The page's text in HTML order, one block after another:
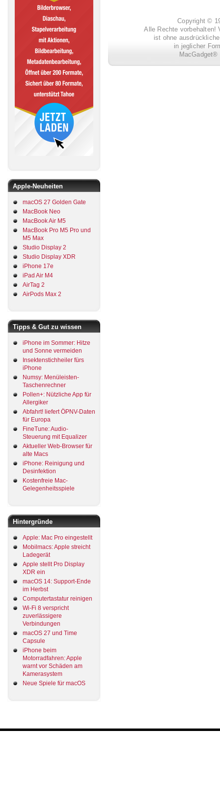
Apple-Neuheiten
macOS 27 Golden Gate
MacBook Neo
MacBook Air M5
MacBook Pro M5 Pro und
M5 Max
Studio Display 2
Studio Display XDR
iPhone 17e
iPad Air M4
AirTag 2
AirPods Max 2
Tipps & Gut zu wissen
iPhone im Sommer: Hitze
und Sonne vermeiden
Insektenstichheiler fürs
iPhone
Numsy: Menüleisten-
Taschenrechner
Pollen+: Nützliche App für
Allergiker
Abfahrt! liefert ÖPNV-Daten
für Europa
FineTune: Audio-
Steuerung mit Equalizer
Aktueller Web-Browser für
alte Macs
iPhone: Reinigung und
Desinfektion
Kostenfreie Mac-
Gelegenheitsspiele
Hintergründe
Apple: Mac Pro eingestellt
Mobilmacs: Apple streicht
Ladegerät
Apple stellt Pro Display
XDR ein
macOS 14: Support-Ende
im Herbst
Computertastatur reinigen
Wi-Fi 8 verspricht
zuverlässigere
Verbindungen
macOS 27 und Time
Capsule
iPhone beim
Motorradfahren: Apple
warnt vor Schäden am
Kamerasystem
Neue Spiele für macOS
Copyright ©
Alle Rechte vorbehalten!
ist ohne
in jeglicher
MacGadget®